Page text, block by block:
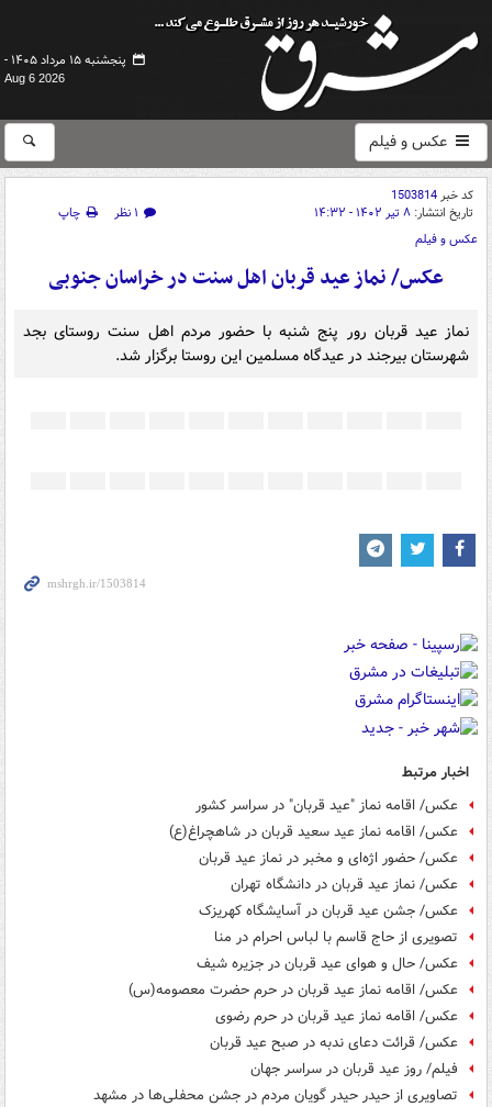
پنجشنبه ۱۵ مرداد ۱۴۰۵ -
Aug 6 2026
عکس و فیلم
کد خبر1503814
تاریخ انتشار: ۸ تیر ۱۴۰۲ - ۱۴:۳۲ ۱ نظر
چاپ
عکس و فیلم
عکس/ نماز عید قربان اهل سنت در خراسان جنوبی
نماز عید قربان رور پنج شنبه با حضور مردم اهل سنت روستای بجد
شهرستان بیرجند در عیدگاه مسلمین این روستا برگزار شد.
اخبار مرتبط
عکس/ اقامه نماز "عید قربان" در سراسر کشور
عکس/ اقامه نماز عید سعید قربان در شاهچراغ(ع)
عکس/ حضور اژه‌ای و مخبر در نماز عید قربان
عکس/ نماز عید قربان در دانشگاه تهران
عکس/ جشن عید قربان در آسایشگاه کهریزک
تصویری از حاج قاسم با لباس احرام در منا
عکس/ حال و هوای عید قربان در جزیره شیف
عکس/ اقامه نماز عید قربان در حرم حضرت معصومه(س)
عکس/ اقامه نماز عید قربان در حرم رضوی
عکس/ قرائت دعای ندبه در صبح عید قربان
فیلم/ روز عید قربان در سراسر جهان
تصاویری از حیدر حیدر گویان مردم در جشن محفلی‌ها در مشهد